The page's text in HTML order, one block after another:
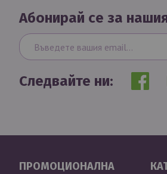
Абонирай се за
Следвайте ни:
ПРОМОЦИОНАЛНА